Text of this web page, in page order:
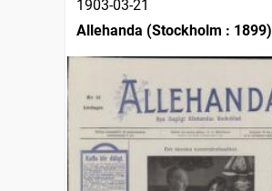
1903-03-21
Allehanda (Stockholm : 1899)